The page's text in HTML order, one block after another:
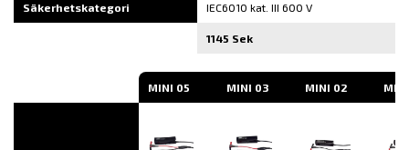
Säkerhetskategori IEC6010 kat. III 600 V
1145 Sek
MINI 05 MINI 03 MINI 02